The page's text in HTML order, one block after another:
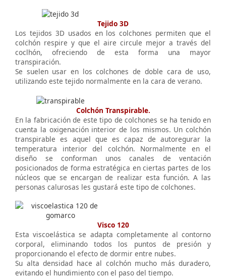
Tejido 3D
Los tejidos 3D usados en los colchones permiten que el
colchón respire y que el aire circule mejor a través del
coclhón, ofreciendo de esta forma una mayor
transpiración.
Se suelen usar en los colchones de doble cara de uso,
utilizando este tejido normalmente en la cara de verano.
Colchón Transpirable.
En la fabricación de este tipo de colchones se ha tenido en
cuenta la oxigenación interior de los mismos. Un colchón
transpirable es aquel que es capaz de autoregurar la
temperatura interior del colchón. Normalmente en el
diseño se conforman unos canales de ventación
posicionados de forma estratégica en ciertas partes de los
núcleos que se encargan de realizar esta función. A las
personas calurosas les gustará este tipo de colchones.
Visco 120
Esta viscoelástica se adapta completamente al contorno
corporal, eliminando todos los puntos de presión y
proporcionando el efecto de dormir entre nubes.
Su alta densidad hace al colchón mucho más duradero,
evitando el hundimiento con el paso del tiempo.